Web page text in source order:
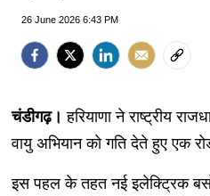
26 June 2026 6:43 PM
चंडीगढ़। हरियाणा ने राष्ट्रीय
वायु अभियान को गति देते हुए एक
इस पहल के तहत नई इलेक्ट्रिक